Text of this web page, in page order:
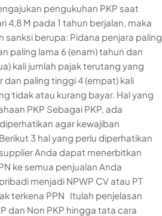
pengukuhan PKP saat
4,8 M pada 1 tahun berjalan, maka
sanksi berupa: Pidana penjara paling
paling lama 6 (enam) tahun dan
kali jumlah pajak terutang yang
dan paling tinggi 4 (empat) kali
tidak atau kurang bayar. Hal yang
PKP Sebagai PKP, ada
agar kewajiban
3 hal yang perlu diperhatikan
Anda dapat menerbitkan
ke semua penjualan Anda
menjadi NPWP CV atau PT
terkena PPN Itulah penjelasan
dan Non PKP hingga tata cara